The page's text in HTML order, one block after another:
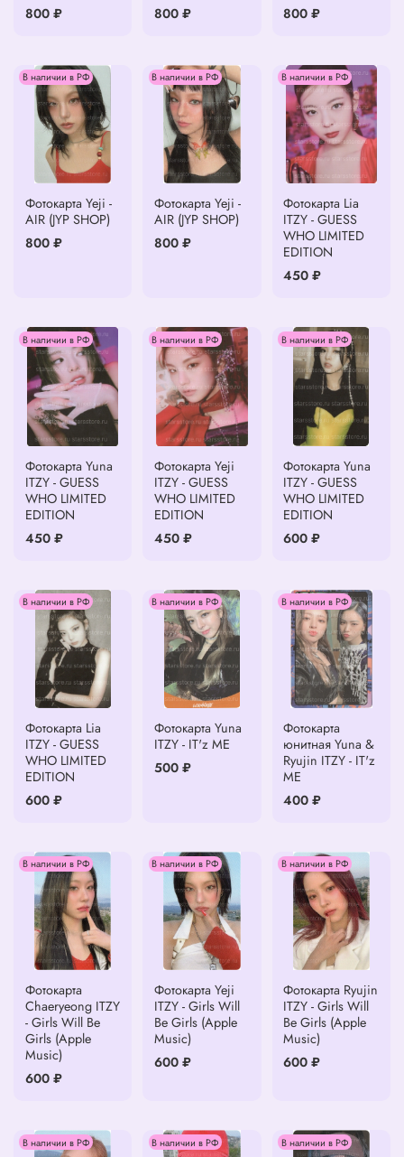
800 ₽
800 ₽
800 ₽
В наличии в РФ
Фотокарта Yeji -
AIR (JYP SHOP)
800 ₽
В наличии в РФ
Фотокарта Yeji -
AIR (JYP SHOP)
800 ₽
В наличии в РФ
Фотокарта Lia
ITZY - GUESS
WHO LIMITED
EDITION
450 ₽
В наличии в РФ
Фотокарта Yuna
ITZY - GUESS
WHO LIMITED
EDITION
450 ₽
В наличии в РФ
Фотокарта Yeji
ITZY - GUESS
WHO LIMITED
EDITION
450 ₽
В наличии в РФ
Фотокарта Yuna
ITZY - GUESS
WHO LIMITED
EDITION
600 ₽
В наличии в РФ
Фотокарта Lia
ITZY - GUESS
WHO LIMITED
EDITION
600 ₽
В наличии в РФ
Фотокарта Yuna
ITZY - IT'z ME
500 ₽
В наличии в РФ
Фотокарта
юнитная Yuna &
Ryujin ITZY - IT'z
ME
400 ₽
В наличии в РФ
Фотокарта
Chaeryeong ITZY
- Girls Will Be
Girls (Apple
Music)
600 ₽
В наличии в РФ
Фотокарта Yeji
ITZY - Girls Will
Be Girls (Apple
Music)
600 ₽
В наличии в РФ
Фотокарта Ryujin
ITZY - Girls Will
Be Girls (Apple
Music)
600 ₽
В наличии в РФ В наличии в РФ В наличии в РФ